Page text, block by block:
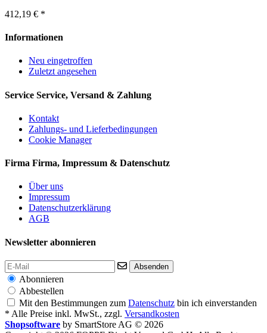
412,19 € *
Informationen
Neu eingetroffen
Zuletzt angesehen
Service Service, Versand & Zahlung
Kontakt
Zahlungs- und Lieferbedingungen
Cookie Manager
Firma Firma, Impressum & Datenschutz
Über uns
Impressum
Datenschutzerklärung
AGB
Newsletter abonnieren
Absenden
Abonnieren
Abbestellen
Mit den Bestimmungen zum Datenschutz bin ich einverstanden
* Alle Preise inkl. MwSt., zzgl. Versandkosten
Shopsoftware by SmartStore AG © 2026